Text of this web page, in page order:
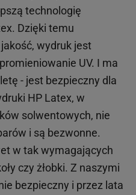
technologię
Dzięki temu
wydruk jest
UV. I ma
- jest bezpieczny dla
HP Latex, w
solwentowych, nie
i są bezwonne.
w tak wymagających
czy żłobki. Z naszymi
bezpieczny i przez lata